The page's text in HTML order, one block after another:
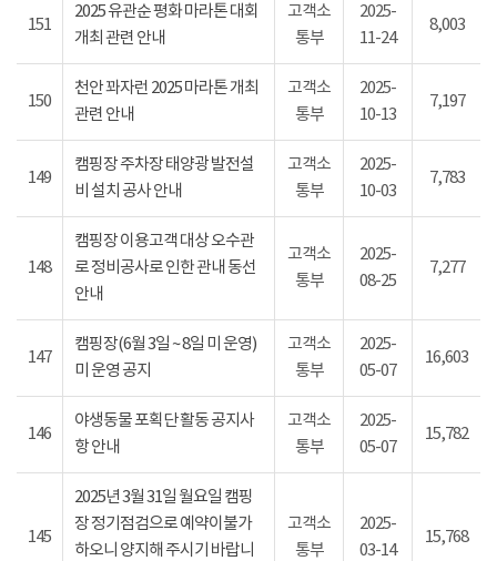
151
2025 유관순 평화 마라톤 대회
개최 관련 안내
고객소
통부
2025-
11-24
8,003
150
천안 꽈자런 2025 마라톤 개최
관련 안내
고객소
통부
2025-
10-13
7,197
149
캠핑장 주차장 태양광 발전설
비 설치 공사 안내
고객소
통부
2025-
10-03
7,783
148
캠핑장 이용고객 대상 오수관
로 정비공사로 인한 관내 동선
안내
고객소
통부
2025-
08-25
7,277
147
캠핑장(6월 3일 ~ 8일 미 운영)
미 운영 공지
고객소
통부
2025-
05-07
16,603
146
야생동물 포획단 활동 공지사
항 안내
고객소
통부
2025-
05-07
15,782
145
2025년 3월 31일 월요일 캠핑
장 정기점검으로 예약이불가
하오니 양지해 주시기 바랍니
고객소
통부
2025-
03-14
15,768